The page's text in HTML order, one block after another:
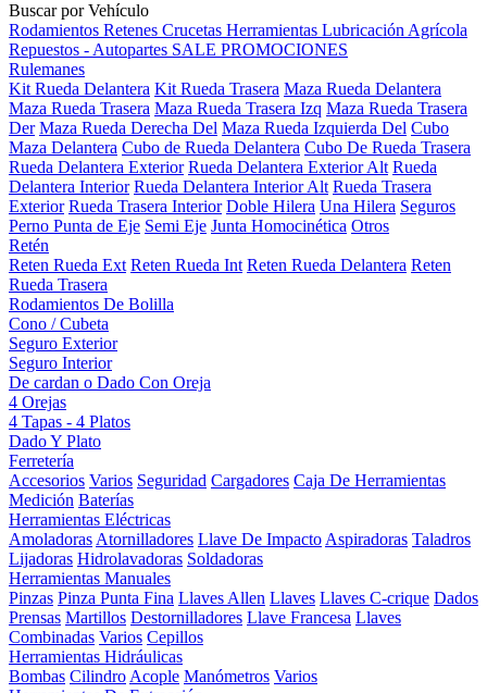
Buscar por Vehículo
Rodamientos Retenes Crucetas Herramientas Lubricación Agrícola
Repuestos - Autopartes SALE PROMOCIONES
Rulemanes
Kit Rueda Delantera Kit Rueda Trasera Maza Rueda Delantera
Maza Rueda Trasera Maza Rueda Trasera Izq Maza Rueda Trasera
Der Maza Rueda Derecha Del Maza Rueda Izquierda Del Cubo
Maza Delantera Cubo de Rueda Delantera Cubo De Rueda Trasera
Rueda Delantera Exterior Rueda Delantera Exterior Alt Rueda
Delantera Interior Rueda Delantera Interior Alt Rueda Trasera
Exterior Rueda Trasera Interior Doble Hilera Una Hilera Seguros
Perno Punta de Eje Semi Eje Junta Homocinética Otros
Retén
Reten Rueda Ext Reten Rueda Int Reten Rueda Delantera Reten
Rueda Trasera
Rodamientos De Bolilla
Cono / Cubeta
Seguro Exterior
Seguro Interior
De cardan o Dado Con Oreja
4 Orejas
4 Tapas - 4 Platos
Dado Y Plato
Ferretería
Accesorios Varios Seguridad Cargadores Caja De Herramientas
Medición Baterías
Herramientas Eléctricas
Amoladoras Atornilladores Llave De Impacto Aspiradoras Taladros
Lijadoras Hidrolavadoras Soldadoras
Herramientas Manuales
Pinzas Pinza Punta Fina Llaves Allen Llaves Llaves C-crique Dados
Prensas Martillos Destornilladores Llave Francesa Llaves
Combinadas Varios Cepillos
Herramientas Hidráulicas
Bombas Cilindro Acople Manómetros Varios